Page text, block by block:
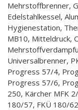
Mehrstoffbrenner,
Edelstahlkessel,
Hygienestation,
MB10, Mitteldruck,
Universalbrenner,
Progress 57/4,
Progress 57/6,
250, Kärcher MFK
180/57, FKÜ 180/